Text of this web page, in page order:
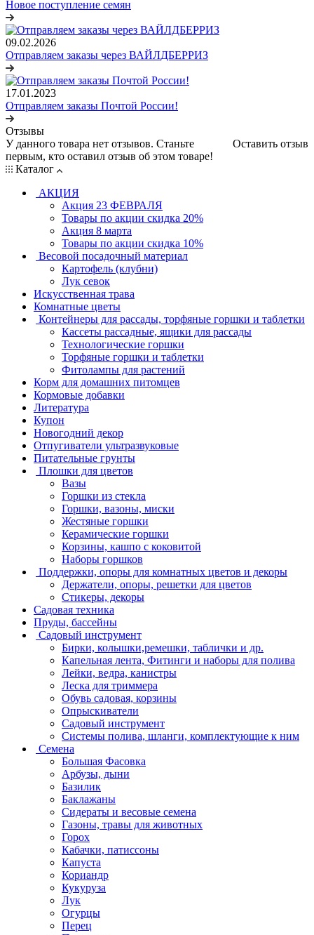
Новое поступление семян
09.02.2026
Отправляем заказы через ВАЙЛДБЕРРИЗ
17.01.2023
Отправляем заказы Почтой России!
Отзывы
Оставить отзыв
У данного товара нет отзывов. Станьте
первым, кто оставил отзыв об этом товаре!
Каталог
АКЦИЯ
Акция 23 ФЕВРАЛЯ
Товары по акции скидка 20%
Акция 8 марта
Товары по акции скидка 10%
Весовой посадочный материал
Картофель (клубни)
Лук севок
Искусственная трава
Комнатные цветы
Контейнеры для рассады, торфяные горшки и таблетки
Кассеты рассадные, ящики для рассады
Технологические горшки
Торфяные горшки и таблетки
Фитолампы для растений
Корм для домашних питомцев
Кормовые добавки
Литература
Купон
Новогодний декор
Отпугиватели ультразвуковые
Питательные грунты
Плошки для цветов
Вазы
Горшки из стекла
Горшки, вазоны, миски
Жестяные горшки
Керамические горшки
Корзины, кашпо с коковитой
Наборы горшков
Поддержки, опоры для комнатных цветов и декоры
Держатели, опоры, решетки для цветов
Стикеры, декоры
Садовая техника
Пруды, бассейны
Садовый инструмент
Бирки, колышки,ремешки, таблички и др.
Капельная лента, Фитинги и наборы для полива
Лейки, ведра, канистры
Леска для триммера
Обувь садовая, корзины
Опрыскиватели
Садовый инструмент
Системы полива, шланги, комплектующие к ним
Семена
Большая Фасовка
Арбузы, дыни
Базилик
Баклажаны
Сидераты и весовые семена
Газоны, травы для животных
Горох
Кабачки, патиссоны
Капуста
Кориандр
Кукуруза
Лук
Огурцы
Перец